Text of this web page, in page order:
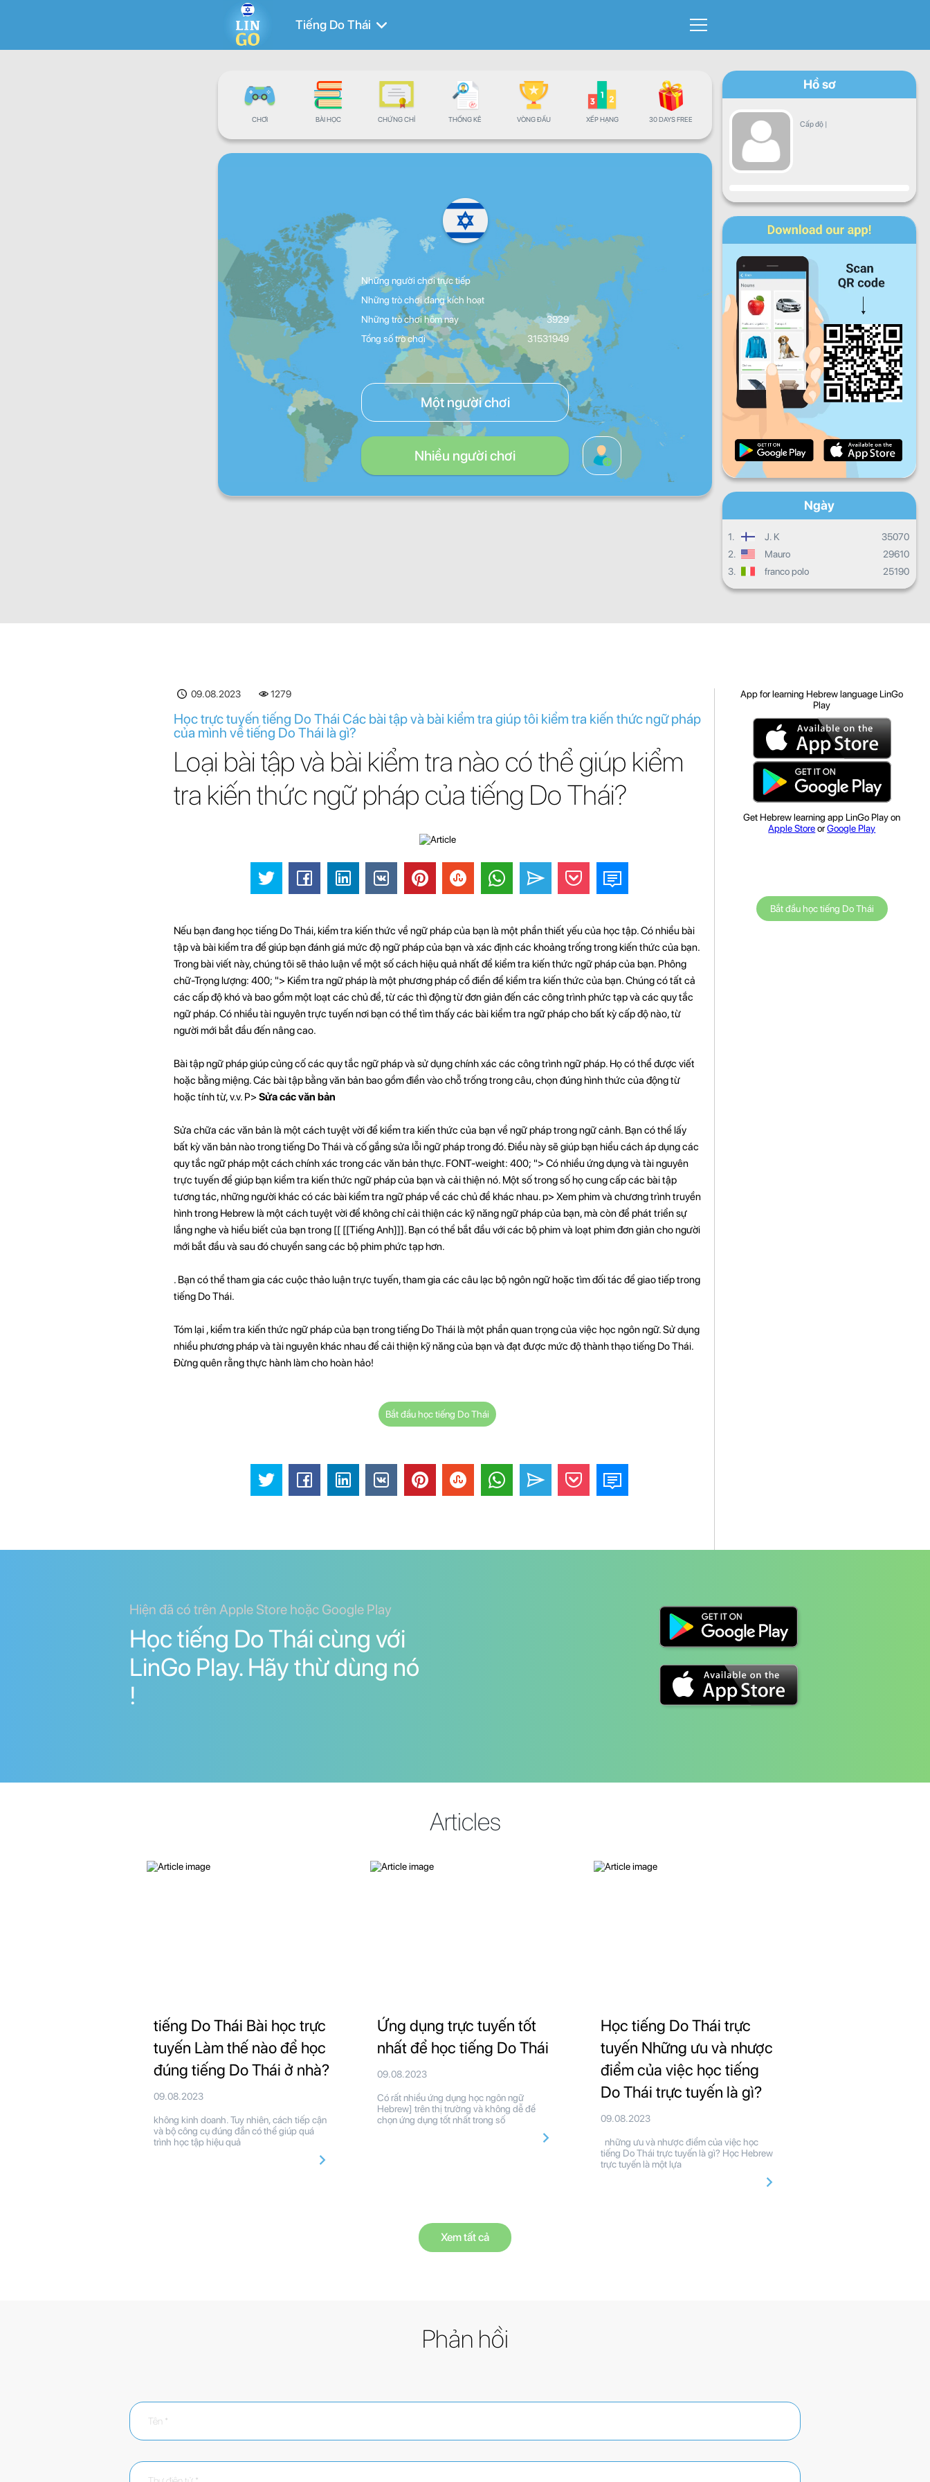
Tiếng Do Thái
CHƠI BÀI HỌC CHỨNG CHỈ THỐNG KÊ VÒNG ĐẤU XẾP HẠNG 30 DAYS FREE
Những người chơi trực tiếp
Những trò chơi đang kích hoạt
Những trò chơi hôm nay
3929
Tổng số trò chơi
31531949
Một người chơi
Nhiều người chơi
Hồ sơ
Cấp độ |
Sự tiến triển
Thứ hai Thứ tư Thứ
Thứ sáu Thứ bảy Chủ
nhật
Quá trình hàng ngày
Quá trình hàng tháng
Sự tiến triển chung
Ngày
1. J. K
35070
2.
Mauro
29610
3.
franco polo 25190
09.08.2023 1280
Học trực tuyến tiếng Do Thái Các bài tập và bài kiểm tra giúp tôi kiểm tra kiến ​​thức ngữ pháp
của mình về tiếng Do Thái là gì?
Loại bài tập và bài kiểm tra nào có thể giúp kiểm
tra kiến ​​thức ngữ pháp của tiếng Do Thái?
Nếu bạn đang học tiếng Do Thái, kiểm tra kiến ​​thức về ngữ pháp của bạn là một phần thiết yếu của học tập. Có nhiều bài
tập và bài kiểm tra để giúp bạn đánh giá mức độ ngữ pháp của bạn và xác định các khoảng trống trong kiến ​​thức của bạn.
Trong bài viết này, chúng tôi sẽ thảo luận về một số cách hiệu quả nhất để kiểm tra kiến ​​thức ngữ pháp của bạn. Phông
chữ-Trọng lượng: 400; "> Kiểm tra ngữ pháp là một phương pháp cổ điển để kiểm tra kiến ​​thức của bạn. Chúng có tất cả
các cấp độ khó và bao gồm một loạt các chủ đề, từ các thì động từ đơn giản đến các công trình phức tạp và các quy tắc
ngữ pháp. Có nhiều tài nguyên trực tuyến nơi bạn có thể tìm thấy các bài kiểm tra ngữ pháp cho bất kỳ cấp độ nào, từ
người mới bắt đầu đến nâng cao.
Bài tập ngữ pháp giúp củng cố các quy tắc ngữ pháp và sử dụng chính xác các công trình ngữ pháp. Họ có thể được viết
hoặc bằng miệng. Các bài tập bằng văn bản bao gồm điền vào chỗ trống trong câu, chọn đúng hình thức của động từ
hoặc tính từ, v.v. P> Sửa các văn bản
Sửa chữa các văn bản là một cách tuyệt vời để kiểm tra kiến ​​thức của bạn về ngữ pháp trong ngữ cảnh. Bạn có thể lấy
bất kỳ văn bản nào trong tiếng Do Thái và cố gắng sửa lỗi ngữ pháp trong đó. Điều này sẽ giúp bạn hiểu cách áp dụng các
quy tắc ngữ pháp một cách chính xác trong các văn bản thực. FONT-weight: 400; "> Có nhiều ứng dụng và tài nguyên
trực tuyến để giúp bạn kiểm tra kiến ​​thức ngữ pháp của bạn và cải thiện nó. Một số trong số họ cung cấp các bài tập
tương tác, những người khác có các bài kiểm tra ngữ pháp về các chủ đề khác nhau. p> Xem phim và chương trình truyền
hình trong Hebrew là một cách tuyệt vời để không chỉ cải thiện các kỹ năng ngữ pháp của bạn, mà còn để phát triển sự
lắng nghe và hiểu biết của bạn trong [[ [[Tiếng Anh]]]. Bạn có thể bắt đầu với các bộ phim và loạt phim đơn giản cho người
mới bắt đầu và sau đó chuyển sang các bộ phim phức tạp hơn.
. Bạn có thể tham gia các cuộc thảo luận trực tuyến, tham gia các câu lạc bộ ngôn ngữ hoặc tìm đối tác để giao tiếp trong
tiếng Do Thái.
Tóm lại , kiểm tra kiến ​​thức ngữ pháp của bạn trong tiếng Do Thái là một phần quan trọng của việc học ngôn ngữ. Sử dụng
nhiều phương pháp và tài nguyên khác nhau để cải thiện kỹ năng của bạn và đạt được mức độ thành thạo tiếng Do Thái.
Đừng quên rằng thực hành làm cho hoàn hảo!
Bắt đầu học tiếng Do Thái
App for learning Hebrew language LinGo
Play
Get Hebrew learning app LinGo Play on
Apple StoreorGoogle Play
Bắt đầu học tiếng Do Thái
Hiện đã có trên Apple Store hoặc Google Play
Học tiếng Do Thái cùng với
LinGo Play. Hãy thừ dùng nó
!
Articles
tiếng Do Thái Bài học trực
tuyến Làm thế nào để học
đúng tiếng Do Thái ở nhà?
09.08.2023
không kinh doanh. Tuy nhiên, cách tiếp cận
và bộ công cụ đúng đắn có thể giúp quá
trình học tập hiệu quả
Ứng dụng trực tuyến tốt
nhất để học tiếng Do Thái
09.08.2023
Có rất nhiều ứng dụng học ngôn ngữ
Hebrew] trên thị trường và không dễ để
chọn ứng dụng tốt nhất trong số
Học tiếng Do Thái trực
tuyến Những ưu và nhược
điểm của việc học tiếng
Do Thái trực tuyến là gì?
09.08.2023
những ưu và nhược điểm của việc học
tiếng Do Thái trực tuyến là gì? Học Hebrew
trực tuyến là một lựa
Xem tất cả
Phản hồi